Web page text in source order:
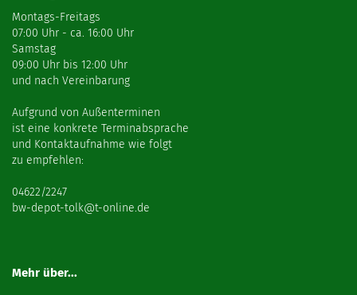
Montags-Freitags
07:00 Uhr - ca. 16:00 Uhr
Samstag
09:00 Uhr bis 12:00 Uhr
und nach Vereinbarung
Aufgrund von Außenterminen
ist eine konkrete Terminabsprache
und Kontaktaufnahme wie folgt
zu empfehlen:
04622/2247
bw-depot-tolk@t-online.de
Mehr über...